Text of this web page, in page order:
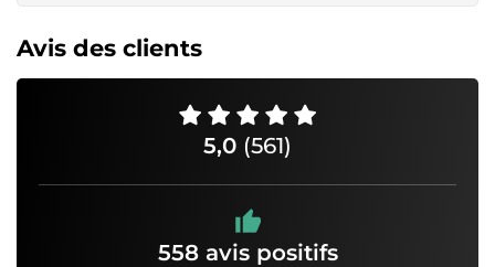
Avis des clients
5,0 (561)
558 avis positifs